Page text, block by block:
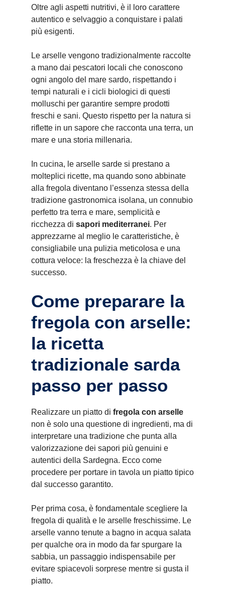
Oltre agli aspetti nutritivi, è il loro carattere
autentico e selvaggio a conquistare i palati
più esigenti.
Le arselle vengono tradizionalmente raccolte
a mano dai pescatori locali che conoscono
ogni angolo del mare sardo, rispettando i
tempi naturali e i cicli biologici di questi
molluschi per garantire sempre prodotti
freschi e sani. Questo rispetto per la natura si
riflette in un sapore che racconta una terra, un
mare e una storia millenaria.
In cucina, le arselle sarde si prestano a
molteplici ricette, ma quando sono abbinate
alla fregola diventano l’essenza stessa della
tradizione gastronomica isolana, un connubio
perfetto tra terra e mare, semplicità e
ricchezza di sapori mediterranei. Per
apprezzarne al meglio le caratteristiche, è
consigliabile una pulizia meticolosa e una
cottura veloce: la freschezza è la chiave del
successo.
Come preparare la
fregola con arselle:
la ricetta
tradizionale sarda
passo per passo
Realizzare un piatto di fregola con arselle
non è solo una questione di ingredienti, ma di
interpretare una tradizione che punta alla
valorizzazione dei sapori più genuini e
autentici della Sardegna. Ecco come
procedere per portare in tavola un piatto tipico
dal successo garantito.
Per prima cosa, è fondamentale scegliere la
fregola di qualità e le arselle freschissime. Le
arselle vanno tenute a bagno in acqua salata
per qualche ora in modo da far spurgare la
sabbia, un passaggio indispensabile per
evitare spiacevoli sorprese mentre si gusta il
piatto.